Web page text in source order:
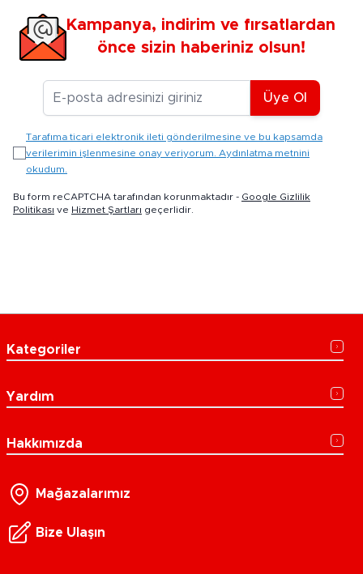
Kampanya, indirim ve fırsatlardan
önce sizin haberiniz olsun!
E-posta Adresiniz
Üye Ol
Tarafıma ticari elektronik ileti gönderilmesine ve bu kapsamda
verilerimin işlenmesine onay veriyorum. Aydınlatma metnini
okudum.
Bu form reCAPTCHA tarafından korunmaktadır - Google Gizlilik
Politikası ve Hizmet Şartları geçerlidir.
Kategoriler
Yardım
Hakkımızda
Mağazalarımız
Bize Ulaşın